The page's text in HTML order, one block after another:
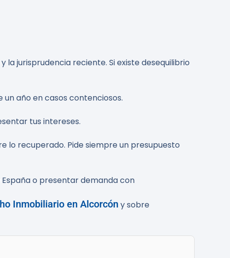
jurisprudencia reciente. Si existe desequilibrio
año en casos contenciosos.
tus intereses.
lo recuperado. Pide siempre un presupuesto
o presentar demanda con
Inmobiliario en Alcorcón y sobre